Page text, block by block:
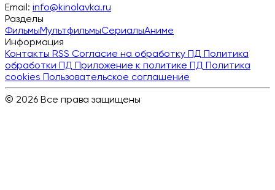
Email: info@kinolavka.ru
Разделы
ФильмыМультфильмыСериалыАниме
Информация
Контакты RSS Согласие на обработку ПД Политика
обработки ПД Приложение к политике ПД Политика
cookies Пользовательское соглашение
© 2026 Все права защищены